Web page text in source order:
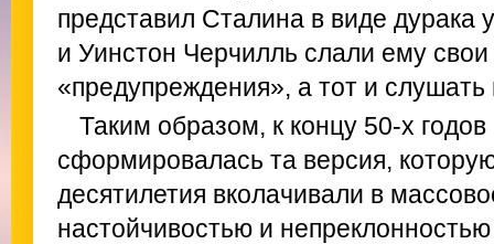
представил Сталина в виде дурака
и Уинстон Черчилль слали ему
«предупреждения», а тот и слушать
Таким образом, к концу 50-х годов
сформировалась та версия,
десятилетия вколачивали в
настойчивостью и